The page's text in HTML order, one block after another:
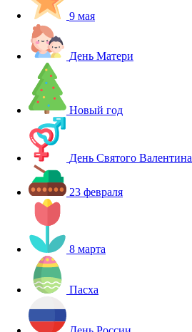
9 мая
День Матери
Новый год
День Святого Валентина
23 февраля
8 марта
Пасха